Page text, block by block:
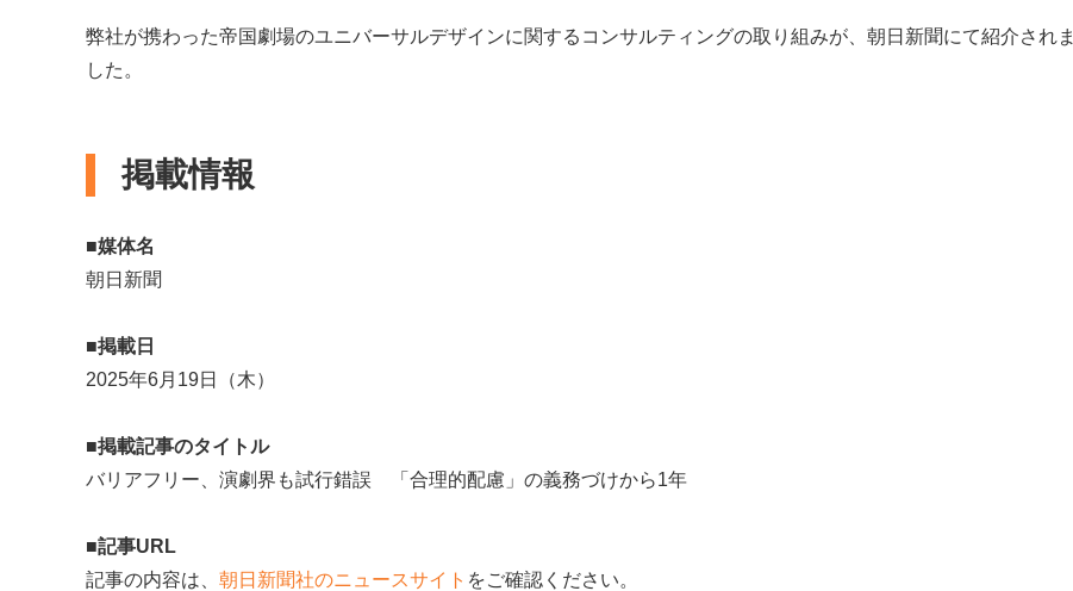
弊社が携わった帝国劇場のユニバーサルデザインに関するコンサルティングの取り組みが、朝日新聞にて紹介されま
した。
掲載情報
■媒体名
朝日新聞
■掲載日
2025年6月19日（木）
■掲載記事のタイトル
バリアフリー、演劇界も試行錯誤 「合理的配慮」の義務づけから1年
■記事URL
記事の内容は、 朝日新聞社のニュースサイト をご確認ください。